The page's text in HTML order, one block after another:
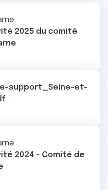
2025 du comité
support_Seine-et-
2024 - Comité de